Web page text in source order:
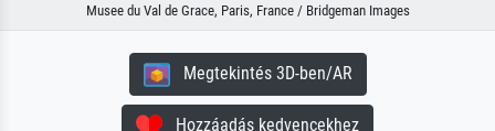
Musee du Val de Grace, Paris, France / Bridgeman Images
Megtekintés 3D-ben/AR
Hozzáadás kedvencekhez